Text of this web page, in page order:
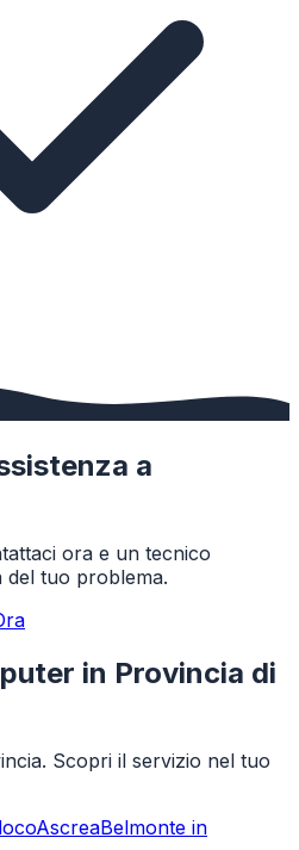
a
ora e un tecnico
del tuo problema.
in Provincia di
Scopri il servizio nel tuo
AscreaBelmonte in